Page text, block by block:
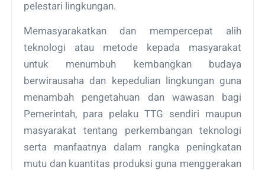
pelestari lingkungan.
Memasyarakatkan dan mempercepat alih
teknologi atau metode kepada masyarakat
untuk menumbuh kembangkan budaya
berwirausaha dan kepedulian lingkungan guna
menambah pengetahuan dan wawasan bagi
Pemerintah, para pelaku TTG sendiri maupun
masyarakat tentang perkembangan teknologi
serta manfaatnya dalam rangka peningkatan
mutu dan kuantitas produksi guna menggerakan